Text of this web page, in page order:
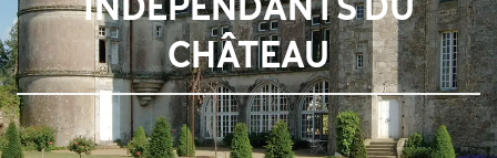
CHÂTEAU